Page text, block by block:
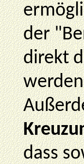
der
direkt
dass